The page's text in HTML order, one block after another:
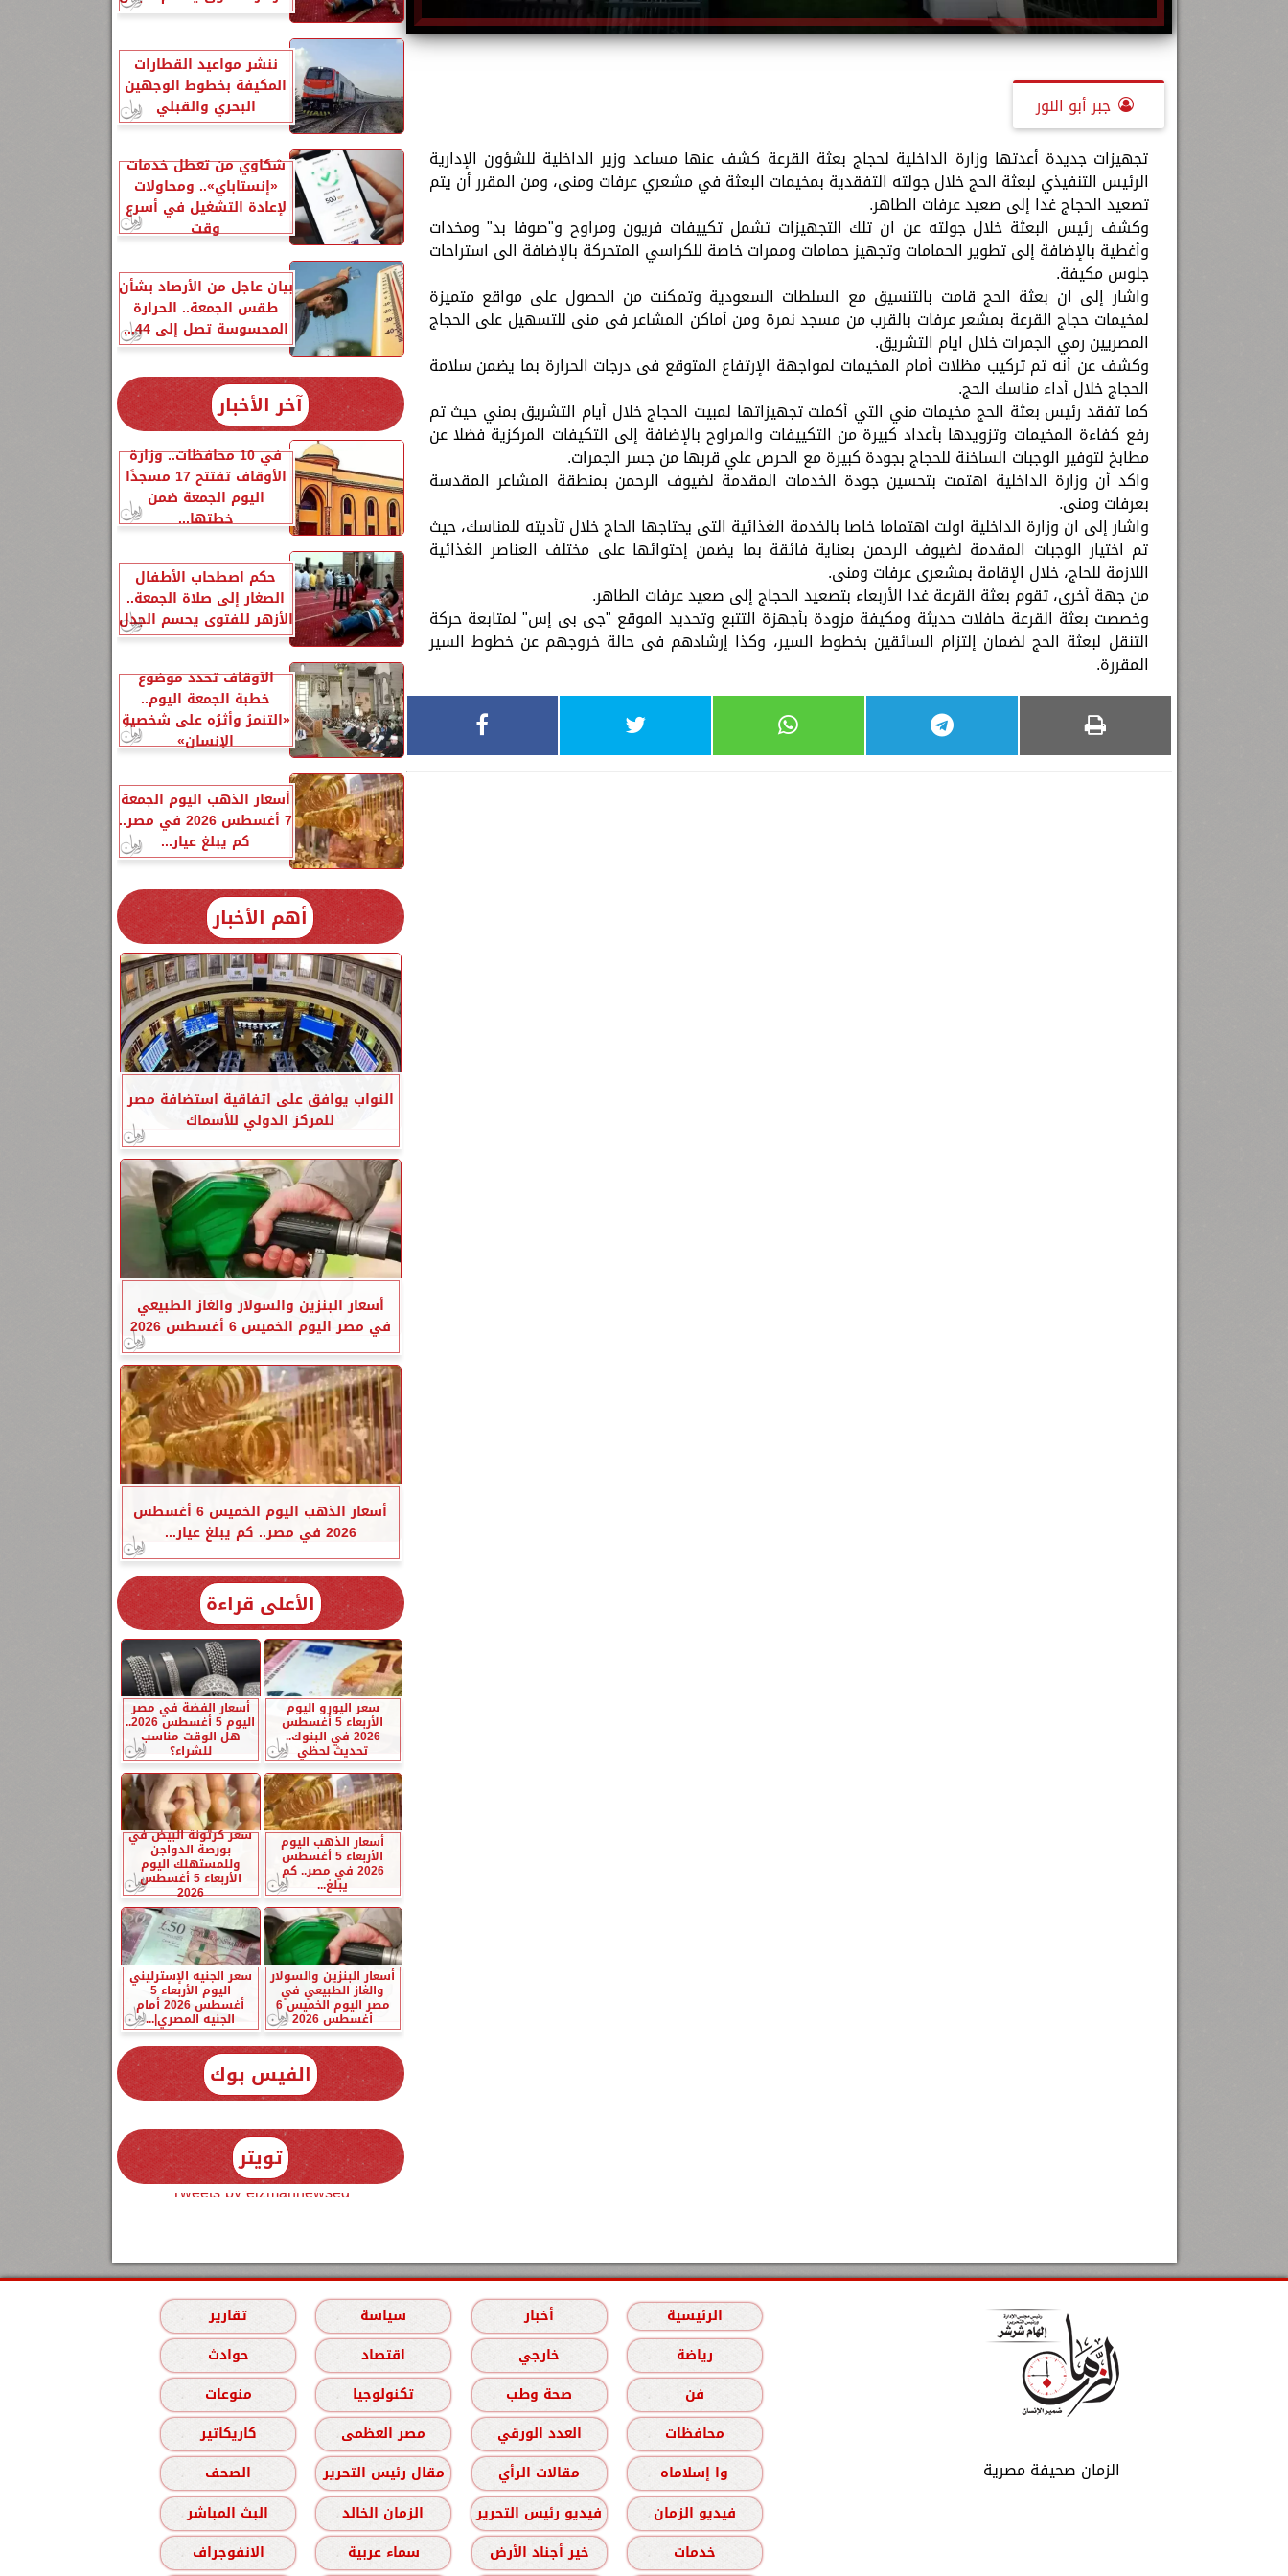
جبر أبو النور
تجهيزات جديدة أعدتها وزارة الداخلية لحجاج بعثة القرعة كشف عنها مساعد وزير الداخلية للشؤون الإدارية
الرئيس التنفيذي لبعثة الحج خلال جولته التفقدية بمخيمات البعثة في مشعري عرفات ومنى، ومن المقرر أن يتم
تصعيد الحجاج غدا إلى صعيد عرفات الطاهر.
وكشف رئيس البعثة خلال جولته عن ان تلك التجهيزات تشمل تكييفات فريون ومراوح و"صوفا بد" ومخدات
وأغطية بالإضافة إلى تطوير الحمامات وتجهيز حمامات وممرات خاصة للكراسي المتحركة بالإضافة الى استراحات
جلوس مكيفة.
واشار إلى ان بعثة الحج قامت بالتنسيق مع السلطات السعودية وتمكنت من الحصول على مواقع متميزة
لمخيمات حجاج القرعة بمشعر عرفات بالقرب من مسجد نمرة ومن أماكن المشاعر فى منى للتسهيل على الحجاج
المصريين رمي الجمرات خلال ايام التشريق.
وكشف عن أنه تم تركيب مظلات أمام المخيمات لمواجهة الإرتفاع المتوقع فى درجات الحرارة بما يضمن سلامة
الحجاج خلال أداء مناسك الحج.
كما تفقد رئيس بعثة الحج مخيمات مني التي أكملت تجهيزاتها لمبيت الحجاج خلال أيام التشريق بمني حيث تم
رفع كفاءة المخيمات وتزويدها بأعداد كبيرة من التكييفات والمراوح بالإضافة إلى التكيفات المركزية فضلا عن
مطابخ لتوفير الوجبات الساخنة للحجاج بجودة كبيرة مع الحرص علي قربها من جسر الجمرات.
واكد أن وزارة الداخلية اهتمت بتحسين جودة الخدمات المقدمة لضيوف الرحمن بمنطقة المشاعر المقدسة
بعرفات ومنى.
واشار إلى ان وزارة الداخلية اولت اهتماما خاصا بالخدمة الغذائية التى يحتاجها الحاج خلال تأديته للمناسك، حيث
تم اختيار الوجبات المقدمة لضيوف الرحمن بعناية فائقة بما يضمن إحتوائها على مختلف العناصر الغذائية
اللازمة للحاج، خلال الإقامة بمشعرى عرفات ومنى.
من جهة أخرى، تقوم بعثة القرعة غدا الأربعاء بتصعيد الحجاج إلى صعيد عرفات الطاهر.
وخصصت بعثة القرعة حافلات حديثة ومكيفة مزودة بأجهزة التتبع وتحديد الموقع "جى بى إس" لمتابعة حركة
التنقل لبعثة الحج لضمان إلتزام السائقين بخطوط السير، وكذا إرشادهم فى حالة خروجهم عن خطوط السير
المقررة.
ننشر مواعيد القطارات
المكيفة بخطوط الوجهين
البحري والقبلي
شكاوي من تعطل خدمات
«إنستاباي».. ومحاولات
لإعادة التشغيل في أسرع
وقت
بيان عاجل من الأرصاد بشأن
طقس الجمعة.. الحرارة
المحسوسة تصل إلى 44...
آخر الأخبار
في 10 محافظات.. وزارة
الأوقاف تفتتح 17 مسجدًا
اليوم الجمعة ضمن
خطتها...
حكم اصطحاب الأطفال
الصغار إلى صلاة الجمعة..
الأزهر للفتوى يحسم الجدل
الأوقاف تحدد موضوع
خطبة الجمعة اليوم..
«التنمرُ وأثرُه على شخصيةِ
الإنسانِ»
أسعار الذهب اليوم الجمعة
7 أغسطس 2026 في مصر..
كم يبلغ عيار...
أهم الأخبار
النواب يوافق على اتفاقية استضافة مصر
للمركز الدولي للأسماك
أسعار البنزين والسولار والغاز الطبيعي
في مصر اليوم الخميس 6 أغسطس 2026
أسعار الذهب اليوم الخميس 6 أغسطس
2026 في مصر.. كم يبلغ عيار...
الأعلى قراءة
سعر اليورو اليوم
الأربعاء 5 أغسطس
2026 في البنوك..
تحديث لحظي
أسعار الفضة في مصر
اليوم 5 أغسطس 2026..
هل الوقت مناسب
للشراء؟
أسعار الذهب اليوم
الأربعاء 5 أغسطس
2026 في مصر.. كم
يبلغ...
سعر كرتونة البيض في
بورصة الدواجن
وللمستهلك اليوم
الأربعاء 5 أغسطس
2026
أسعار البنزين والسولار
والغاز الطبيعي في
مصر اليوم الخميس 6
أغسطس 2026
سعر الجنيه الإسترليني
اليوم الأربعاء 5
أغسطس 2026 أمام
الجنيه المصري|...
الفيس بوك
تويتر
Tweets by elzmannewseg
الزمان صحيفة مصرية
الرئيسية أخبار سياسة
تقارير
رياضة
خارجي اقتصاد
حوادث
فن
صحة وطب تكنولوجيا
منوعات
محافظات
العدد الورقي مصر العظمى
كاريكاتير
وا إسلاماه
مقالات الرأي مقال رئيس التحرير
الصحف
فيديو الزمان
فيديو رئيس التحرير الزمان الخالد
البث المباشر
خدمات
خير أجناد الأرض سماء عربية الانفوجراف